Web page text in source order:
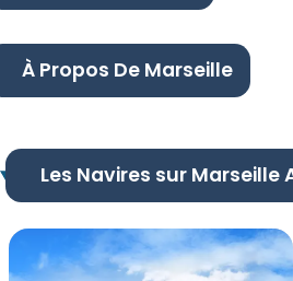
À Propos De Marseille
Les Navires sur Marseille